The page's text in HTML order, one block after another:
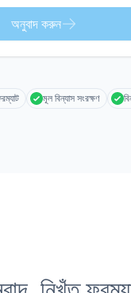
অনুবাদ করুন
মূল বিন্যাস সংরক্ষণ